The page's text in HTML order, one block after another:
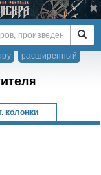
расширенный
колонки